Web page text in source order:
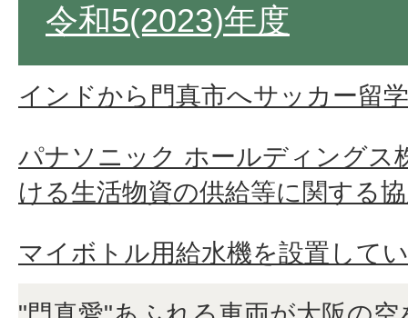
令和5(2023)年度
インドから門真市へサッカー留学
パナソニック ホールディングス
ける生活物資の供給等に関する
マイボトル用給水機を設置して